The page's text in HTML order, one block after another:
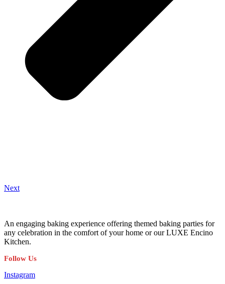
Next
An engaging baking experience offering themed baking parties for
any celebration in the comfort of your home or our LUXE Encino
Kitchen.
Follow Us
Instagram